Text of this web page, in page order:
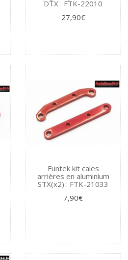
DTX : FTK-22010
27,90€
Funtek kit cales
arrières en aluminium
STX(x2) : FTK-21033
7,90€